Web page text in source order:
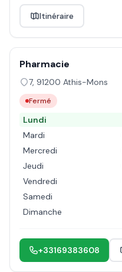
Itinéraire
Pharmacie
7, 91200 Athis-Mons
Fermé
Lundi
Mardi
Mercredi
Jeudi
Vendredi
Samedi
Dimanche
+33169383608